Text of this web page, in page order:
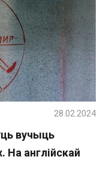
вучыць
англійскай
28.02.2024